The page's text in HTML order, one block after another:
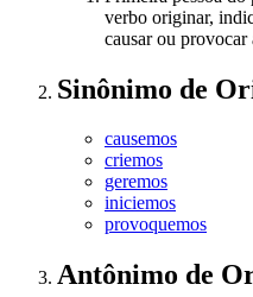
verbo originar,
causar ou provocar
Sinônimo de
causemos
criemos
geremos
iniciemos
provoquemos
Antônimo de